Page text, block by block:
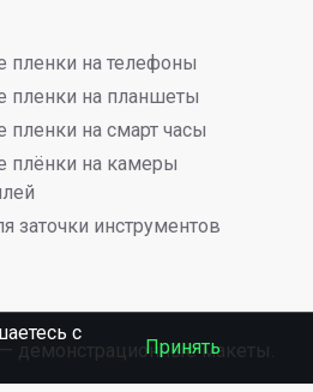
пленки на телефоны
пленки на планшеты
пленки на смарт часы
плёнки на камеры
заточки инструментов
демонстрационные макеты.
c
Принять